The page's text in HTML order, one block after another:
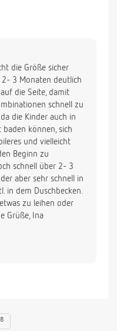
die Größe sicher
2- 3 Monaten deutlich
die Seite, damit
schnell zu
die Kinder auch in
können, sich
und vielleicht
Beginn zu
schnell über 2- 3
aber sehr schnell in
in dem Duschbecken.
zu leihen oder
Grüße, Ina